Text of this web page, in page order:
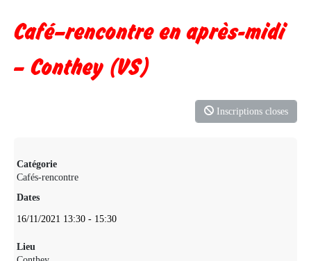
Café–rencontre en après-midi
– Conthey (VS)
Inscriptions closes
Catégorie
Cafés-rencontre
Dates
16/11/2021 13:30 - 15:30
Lieu